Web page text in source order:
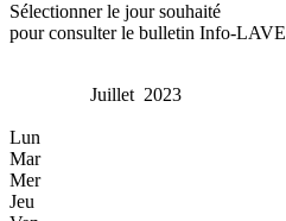
Sélectionner le jour souhaité
pour consulter le bulletin Info-LAVE
Juillet 2023
Lun
Mar
Mer
Jeu